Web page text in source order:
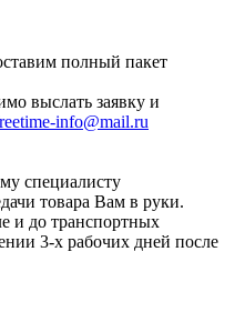
полный пакет
выслать заявку и
info@mail.ru
специалисту
товара Вам в руки.
и до транспортных
3-х рабочих дней после